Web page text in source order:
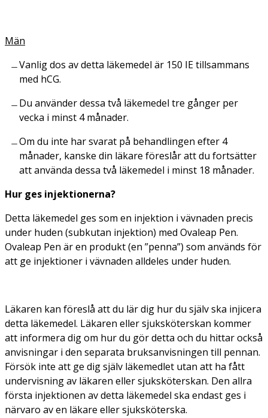
Män
Vanlig dos av detta läkemedel är 150 IE tillsammans
med hCG.
Du använder dessa två läkemedel tre gånger per
vecka i minst 4 månader.
Om du inte har svarat på behandlingen efter 4
månader, kanske din läkare föreslår att du fortsätter
att använda dessa två läkemedel i minst 18 månader.
Hur ges injektionerna?
Detta läkemedel ges som en injektion i vävnaden precis
under huden (subkutan injektion) med Ovaleap Pen.
Ovaleap Pen är en produkt (en ”penna”) som används för
att ge injektioner i vävnaden alldeles under huden.
Läkaren kan föreslå att du lär dig hur du själv ska injicera
detta läkemedel. Läkaren eller sjuksköterskan kommer
att informera dig om hur du gör detta och du hittar också
anvisningar i den separata bruksanvisningen till pennan.
Försök inte att ge dig själv läkemedlet utan att ha fått
undervisning av läkaren eller sjuksköterskan. Den allra
första injektionen av detta läkemedel ska endast ges i
närvaro av en läkare eller sjuksköterska.